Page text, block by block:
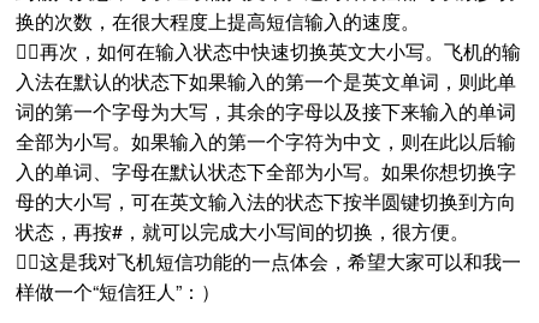
换的次数，在很大程度上提高短信输入的速度。
再次，如何在输入状态中快速切换英文大小写。飞机的输
入法在默认的状态下如果输入的第一个是英文单词，则此单
词的第一个字母为大写，其余的字母以及接下来输入的单词
全部为小写。如果输入的第一个字符为中文，则在此以后输
入的单词、字母在默认状态下全部为小写。如果你想切换字
母的大小写，可在英文输入法的状态下按半圆键切换到方向
状态，再按#，就可以完成大小写间的切换，很方便。
这是我对飞机短信功能的一点体会，希望大家可以和我一
样做一个“短信狂人”：）